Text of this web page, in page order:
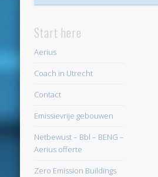
november 2022
februari 2021
januari 2021
Start here
Aerius
Coach in Utrecht
Contact
Emissievrije gebouwen
Netbewust – Bbl – BENG –
Aerius offerte
Zero Emission Buildings